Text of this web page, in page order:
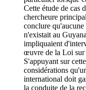
Cette étude de cas
chercheure
conclure
n'existait au
impliquaient
œuvre de la Loi sur
S'appuyant sur
considérations
international doit
la conduite de la